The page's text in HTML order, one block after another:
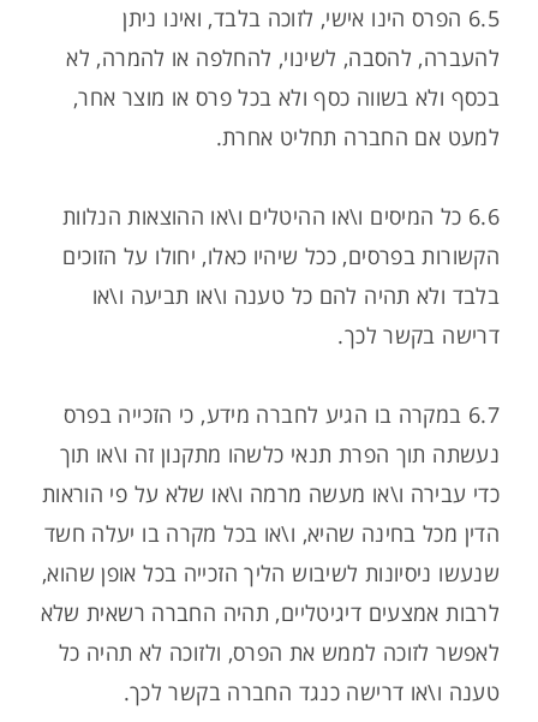
6.5 הפרס הינו אישי, לזוכה בלבד, ואינו ניתן
להעברה, להסבה, לשינוי, להחלפה או להמרה, לא
בכסף ולא בשווה כסף ולא בכל פרס או מוצר אחר,
למעט אם החברה תחליט אחרת.
6.6 כל המיסים ו\או ההיטלים ו\או ההוצאות הנלוות
הקשורות בפרסים, ככל שיהיו כאלו, יחולו על הזוכים
בלבד ולא תהיה להם כל טענה ו\או תביעה ו\או
דרישה בקשר לכך.
6.7 במקרה בו הגיע לחברה מידע, כי הזכייה בפרס
נעשתה תוך הפרת תנאי כלשהו מתקנון זה ו\או תוך
כדי עבירה ו\או מעשה מרמה ו\או שלא על פי הוראות
הדין מכל בחינה שהיא, ו\או בכל מקרה בו יעלה חשד
שנעשו ניסיונות לשיבוש הליך הזכייה בכל אופן שהוא,
לרבות אמצעים דיגיטליים, תהיה החברה רשאית שלא
לאפשר לזוכה לממש את הפרס, ולזוכה לא תהיה כל
טענה ו\או דרישה כנגד החברה בקשר לכך.